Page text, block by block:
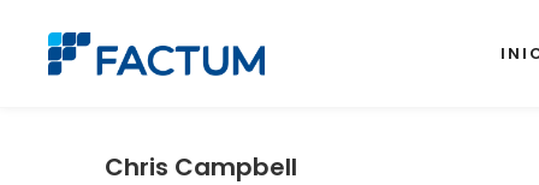
Chris Campbell